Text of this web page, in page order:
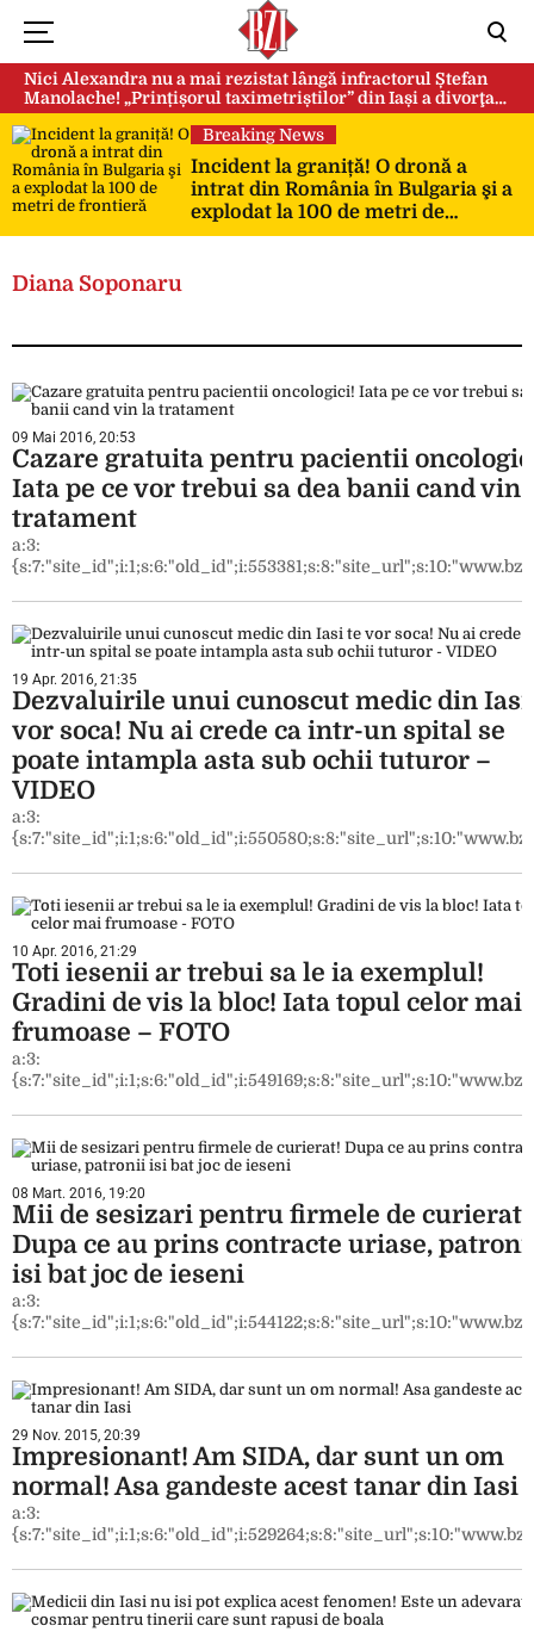
Nici Alexandra nu a mai rezistat lângă infractorul Ștefan
Manolache! „Prințișorul taximetriștilor” din Iași a divorţat
după doi ani de căsnicie
Breaking News
Incident la graniță! O dronă a
intrat din România în Bulgaria şi a
explodat la 100 de metri de
frontieră
Diana Soponaru
09 Mai 2016, 20:53
Cazare gratuita pentru pacientii
Iata pe ce vor trebui sa dea banii cand vin
tratament
a:3:
19 Apr. 2016, 21:35
Dezvaluirile unui cunoscut medic din Iasi
vor soca! Nu ai crede ca intr-un spital se
poate intampla asta sub ochii tuturor –
VIDEO
a:3:
10 Apr. 2016, 21:29
Toti iesenii ar trebui sa le ia exemplul!
Gradini de vis la bloc! Iata topul celor mai
frumoase – FOTO
a:3:
08 Mart. 2016, 19:20
Mii de sesizari pentru firmele de curierat!
Dupa ce au prins contracte uriase,
isi bat joc de ieseni
a:3:
29 Nov. 2015, 20:39
Impresionant! Am SIDA, dar sunt un om
normal! Asa gandeste acest tanar din Iasi
a:3: